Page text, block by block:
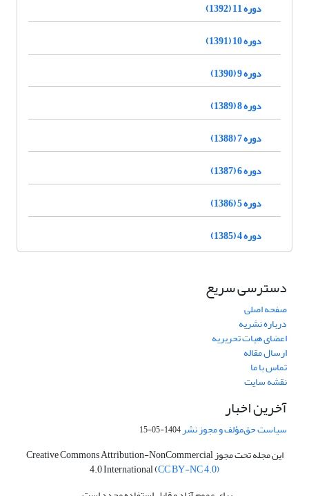
دوره 11 (1392)
دوره 10 (1391)
دوره 9 (1390)
دوره 8 (1389)
دوره 7 (1388)
دوره 6 (1387)
دوره 5 (1386)
دوره 4 (1385)
دسترسی سریع
صفحه اصلی
درباره نشریه
اعضای هیات تحریریه
ارسال مقاله
تماس با ما
نقشه سایت
آخرین اخبار
سیاست حق‌مؤلف و مجوز نشر1404-05-15
این مجله تحت مجوز Creative Commons Attribution-NonCommercial
4.0 International (CC BY-NC 4.0)